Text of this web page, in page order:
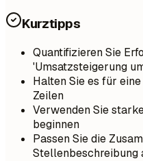
Kurztipps
Quantifizieren Sie
'Umsatzsteigerung
Halten Sie es für
Zeilen
Verwenden Sie
beginnen
Passen Sie die
Stellenbeschreibung